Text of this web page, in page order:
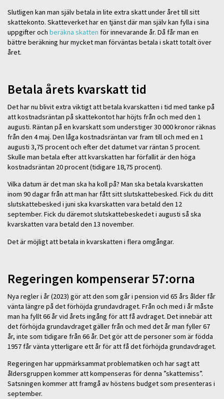
Slutligen kan man själv betala in lite extra skatt under året till sitt
skattekonto. Skatteverket har en tjänst där man själv kan fylla i sina
uppgifter och beräkna skatten för innevarande år. Då får man en
bättre beräkning hur mycket man förväntas betala i skatt totalt över
året.
Betala årets kvarskatt tid
Det har nu blivit extra viktigt att betala kvarskatten i tid med tanke på
att kostnadsräntan på skattekontot har höjts från och med den 1
augusti. Räntan på en kvarskatt som understiger 30 000 kronor räknas
från den 4 maj. Den låga kostnadsräntan var fram till och med en 1
augusti 3,75 procent och efter det datumet var räntan 5 procent.
Skulle man betala efter att kvarskatten har förfallit är den höga
kostnadsräntan 20 procent (tidigare 18,75 procent).
Vilka datum är det man ska ha koll på? Man ska betala kvarskatten
inom 90 dagar från att man har fått sitt slutskattebesked. Fick du ditt
slutskattebesked i juni ska kvarskatten vara betald den 12
september. Fick du däremot slutskattebeskedet i augusti så ska
kvarskatten vara betald den 13 november.
Det är möjligt att betala in kvarskatten i flera omgångar.
Regeringen kompenserar 57:orna
Nya regler i år (2023) gör att den som går i pension vid 65 års ålder får
vänta längre på det förhöjda grundavdraget. Från och med i år måste
man ha fyllt 66 år vid årets ingång för att få avdraget. Det innebär att
det förhöjda grundavdraget gäller från och med det år man fyller 67
år, inte som tidigare från 66 år. Det gör att de personer som är födda
1957 får vänta ytterligare ett år för att få det förhöjda grundavdraget.
Regeringen har uppmärksammat problematiken och har sagt att
åldersgruppen kommer att kompenseras för denna ”skattemiss”.
Satsningen kommer att framgå av höstens budget som presenteras i
september.